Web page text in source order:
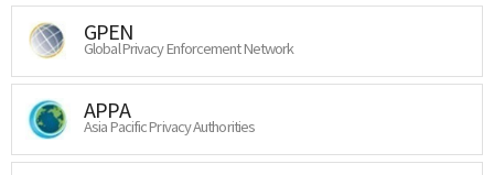
GPEN
Global Privacy Enforcement Network
APPA
Asia Pacific Privacy Authorities